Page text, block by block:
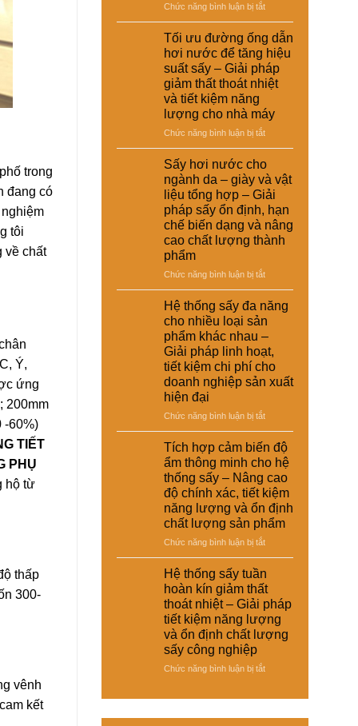
trong
đang có
tôi
về chất
Ý,
ứng
200mm
-60%)
TIẾT
PHỤ
hộ từ
thấp
300-
vênh
kết
hiệu
suất
tái
chế
giải
pháp
kinh
tế
cho
nhà
Giải
pháp
ổn
định
dưỡng
nâng
cao
chất
lượng
sản
phẩm
Chức năng bình luận bị tắtở
dụng
nồi
hơi
tự
động
hệ
nước
–
Giải
pháp
nâng
cao
và
tự
động
hóa
máy
Tối ưu đường ống dẫn
hơi nước để tăng hiệu
suất sấy – Giải pháp
giảm thất thoát nhiệt
và tiết kiệm năng
lượng cho nhà máy
Chức năng bình luận bị tắtở
đường
ống
dẫn
hơi
nước
để
–
Giải
pháp
giảm
thất
tiết
kiệm
năng
lượng
nhà
máy
Sấy hơi nước cho
ngành da – giày và vật
liệu tổng hợp – Giải
pháp sấy ổn định, hạn
chế biến dạng và nâng
cao chất lượng thành
phẩm
Chức năng bình luận bị tắtở
hơi
nước
cho
da
–
giày
hợp
–
Giải
pháp
sấy
ổn
hạn
chế
biến
dạng
và
nâng
cao
chất
thành
Hệ thống sấy đa năng
cho nhiều loại sản
phẩm khác nhau –
Giải pháp linh hoạt,
tiết kiệm chi phí cho
doanh nghiệp sản xuất
hiện đại
Chức năng bình luận bị tắtở
thống
sấy
đa
năng
cho
nhiều
loại
nhau
–
Giải
pháp
linh
kiệm
phí
Tích hợp cảm biến độ
ẩm thông minh cho hệ
thống sấy – Nâng cao
độ chính xác, tiết kiệm
năng lượng và ổn định
chất lượng sản phẩm
Chức năng bình luận bị tắtở
biến
độ
ẩm
thông
–
Hệ thống sấy tuần
hoàn kín giảm thất
thoát nhiệt – Giải pháp
tiết kiệm năng lượng
và ổn định chất lượng
sấy công nghiệp
Chức năng bình luận bị tắtở